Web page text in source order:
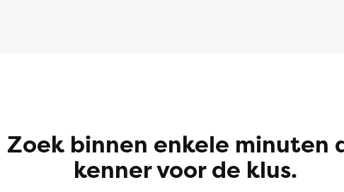
Zoek binnen enkele minuten
kenner voor de klus.